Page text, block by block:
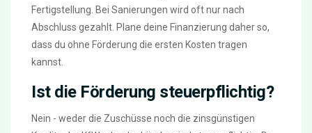
Fertigstellung. Bei Sanierungen wird oft nur nach
Abschluss gezahlt. Plane deine Finanzierung daher so,
dass du ohne Förderung die ersten Kosten tragen
kannst.
Ist die Förderung steuerpflichtig?
Nein - weder die Zuschüsse noch die zinsgünstigen